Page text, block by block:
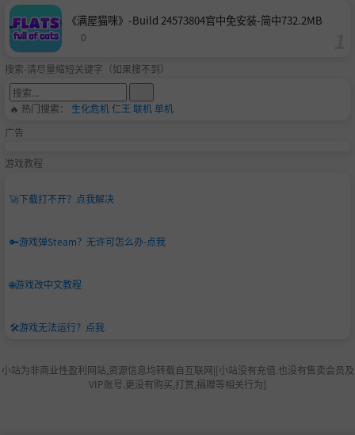
《满屋猫咪》-Build 24573804官中免安装-简中732.2MB
0
搜索-请尽量缩短关键字（如果搜不到）
🔥 热门搜索： 生化危机仁王 联机单机
广告
游戏教程
🚀下载打不开？点我解决
🔑游戏弹Steam？无许可怎么办-点我
🌐游戏改中文教程
🛠️游戏无法运行？点我
小站为非商业性盈利网站,资源信息均转载自互联网|[小站没有充值.也没有售卖会员及
VIP账号.更没有购买,打赏,捐赠等相关行为]